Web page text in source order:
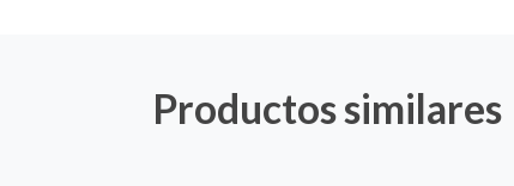
Productos similares